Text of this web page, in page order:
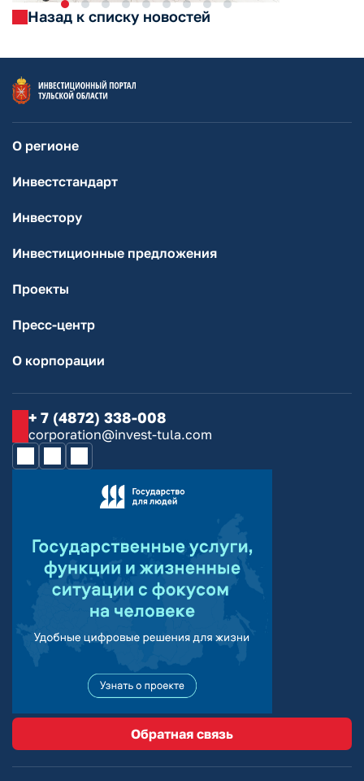
Назад к списку новостей
О регионе
Инвестстандарт
Инвестору
Инвестиционные предложения
Проекты
Пресс-центр
О корпорации
+ 7 (4872) 338-008
corporation@invest-tula.com
Обратная связь